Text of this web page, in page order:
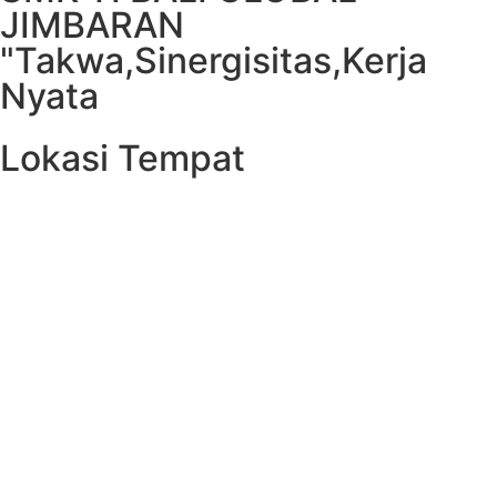
JIMBARAN
"Takwa,Sinergisitas,Kerja
Nyata
Lokasi Tempat